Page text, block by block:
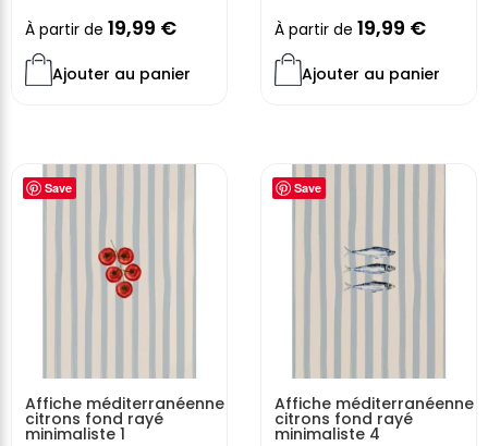
À partir de 19,99 €
Ajouter au panier
À partir de 19,99 €
Ajouter au panier
Save
Affiche méditerranéenne
citrons fond rayé
minimaliste 1
Save
Affiche méditerranéenne
citrons fond rayé
minimaliste 4